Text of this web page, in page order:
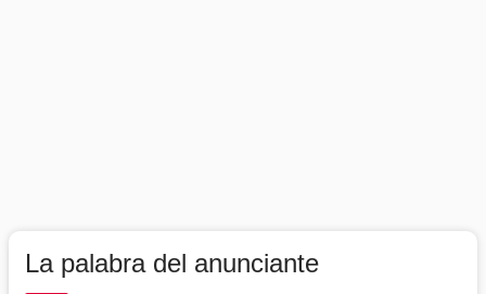
La palabra del anunciante